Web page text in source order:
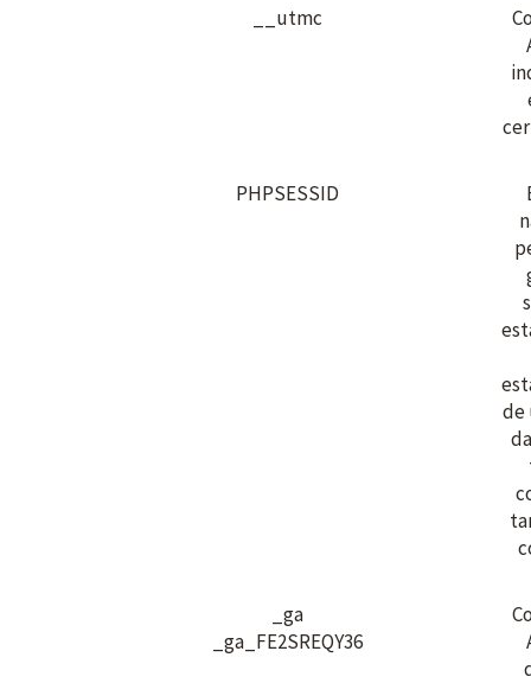
__utmc
PHPSESSID
de
_ga
_ga_FE2SREQY36